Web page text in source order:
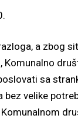
a zbog
Komunalno
sa
bez velike